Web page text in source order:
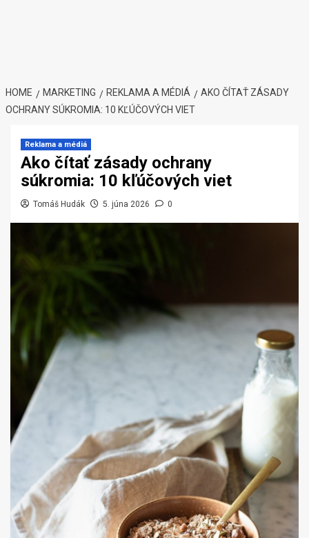
HOME MARKETING REKLAMA A MÉDIÁ
AKO ČÍTAŤ ZÁSADY
OCHRANY SÚKROMIA: 10 KĽÚČOVÝCH VIET
Reklama a médiá
Ako čítať zásady ochrany
súkromia: 10 kľúčových viet
Tomáš Hudák 5. júna 2026 0